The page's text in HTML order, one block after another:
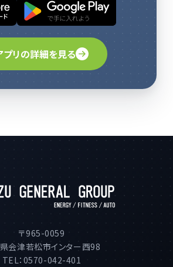
プリの詳細を見る
〒965-0059
会津若松市インター西98
TEL：0570-042-401